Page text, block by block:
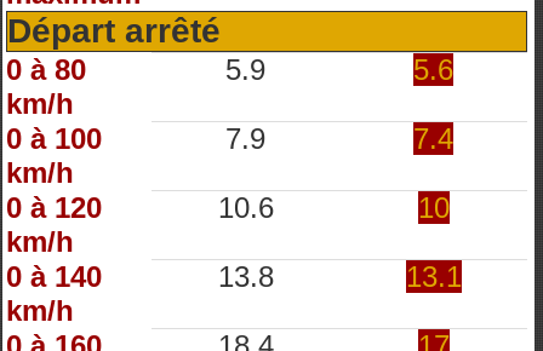
Départ arrêté
0 à 80
km/h
5.9 5.6
0 à 100
km/h
7.9 7.4
0 à 120
km/h
10.6 10
0 à 140
km/h
13.8 13.1